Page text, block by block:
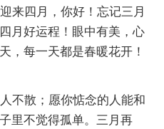
四月，你好！忘记三月
月好运程！眼中有美，心
，每一天都是春暖花开！
散；愿你惦念的人能和
里不觉得孤单。三月再